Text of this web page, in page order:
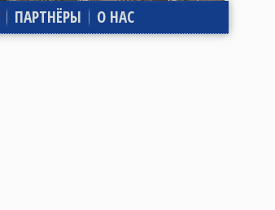
ПАРТНЁРЫ О НАС